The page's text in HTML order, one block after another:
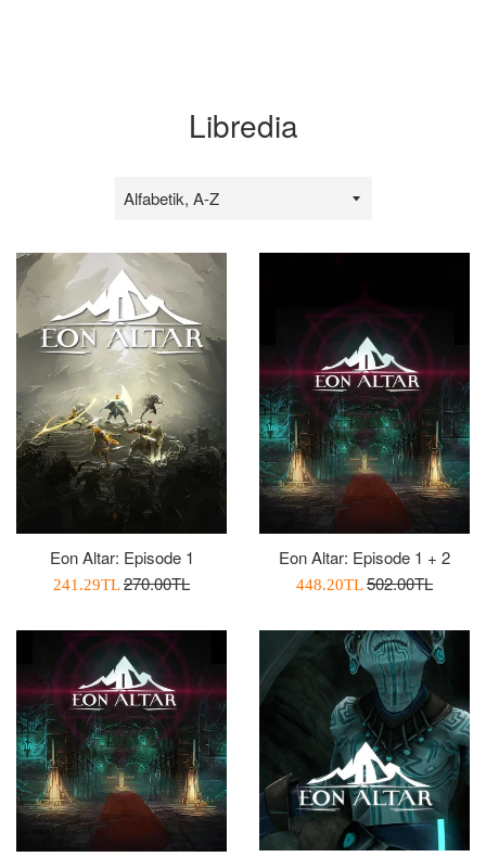
Libredia
Sırala
Eon Altar: Episode 1
İndirimli
241.29TLNormal
270.00TL
Eon Altar: Episode 1 + 2
İndirimli
448.20TLNormal
502.00TL